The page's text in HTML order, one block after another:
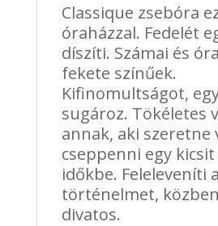
Classique zsebóra
óraházzal. Fedelét
díszíti. Számai és
fekete színűek.
Kifinomultságot,
sugároz. Tökéletes
annak, aki szeretne
cseppenni egy
időkbe. Feleleveníti a
történelmet,
divatos.